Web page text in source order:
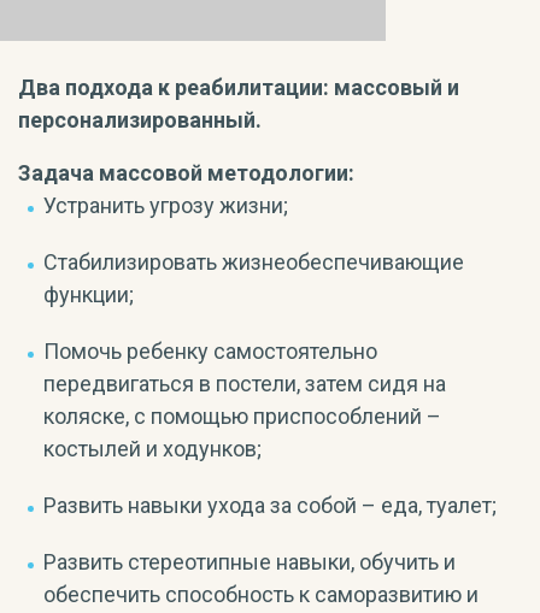
Два подхода к реабилитации: массовый и
персонализированный.
Задача массовой методологии:
Устранить угрозу жизни;
Стабилизировать жизнеобеспечивающие
функции;
Помочь ребенку самостоятельно
передвигаться в постели, затем сидя на
коляске, с помощью приспособлений –
костылей и ходунков;
Развить навыки ухода за собой – еда, туалет;
Развить стереотипные навыки, обучить и
обеспечить способность к саморазвитию и